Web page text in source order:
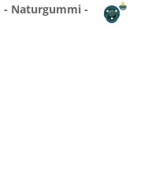
- Naturgummi -